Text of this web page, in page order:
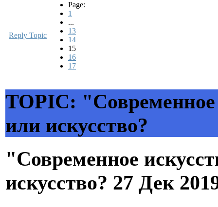
Reply Topic
Page:
1
...
13
14
15
16
17
TOPIC: "Современное
или искусство?
"Современное
искусство? 27 Дек